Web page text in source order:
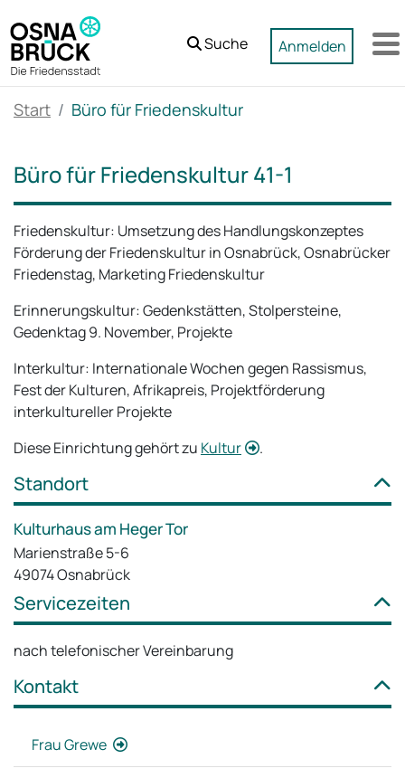
Zum Hauptinhalt springen
Suche Anmelden
Start Büro für Friedenskultur
Büro für Friedenskultur 41-1
Friedenskultur: Umsetzung des Handlungskonzeptes
Förderung der Friedenskultur in Osnabrück, Osnabrücker
Friedenstag, Marketing Friedenskultur
Erinnerungskultur: Gedenkstätten, Stolpersteine,
Gedenktag 9. November, Projekte
Interkultur: Internationale Wochen gegen Rassismus,
Fest der Kulturen, Afrikapreis, Projektförderung
interkultureller Projekte
Diese Einrichtung gehört zu Kultur .
Standort
Kulturhaus am Heger Tor
Marienstraße 5-6
49074 Osnabrück
Servicezeiten
nach telefonischer Vereinbarung
Kontakt
Frau Grewe